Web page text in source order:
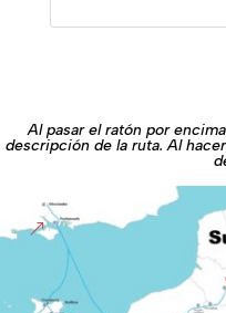
Al pasar el ratón por
descripción de la ruta. Al
&